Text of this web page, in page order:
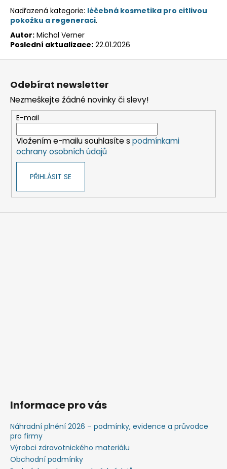
Nadřazená kategorie: léčebná kosmetika pro citlivou
pokožku a regeneraci.
Autor: Michal Verner
Poslední aktualizace: 22.01.2026
Odebírat newsletter
Nezmeškejte žádné novinky či slevy!
E-mail
Vložením e-mailu souhlasíte s podmínkami
ochrany osobních údajů
PŘIHLÁSIT SE
Informace pro vás
Náhradní plnění 2026 – podmínky, evidence a průvodce
pro firmy
Výrobci zdravotnického materiálu
Obchodní podmínky